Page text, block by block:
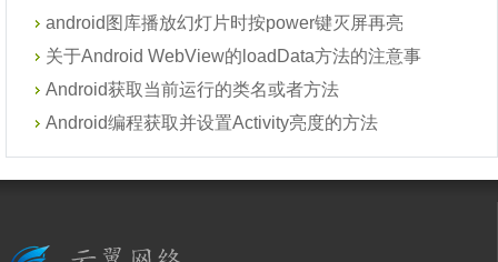
android图库播放幻灯片时按power键灭屏再亮
关于Android WebView的loadData方法的注意事
Android获取当前运行的类名或者方法
Android编程获取并设置Activity亮度的方法